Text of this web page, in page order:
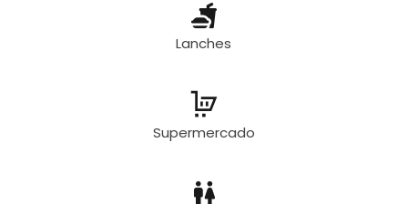
Lanches
Supermercado